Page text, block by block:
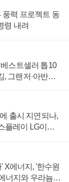
풍력 프로젝트 동
령 내려
스트셀러 톱10
, 그랜저·아반떼
출시 지연되나,
플레이 LG이노
X에너지, '한수원
너지와 우라늄